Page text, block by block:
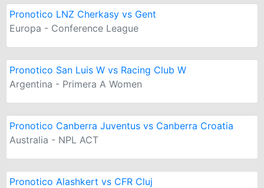
Pronotico LNZ Cherkasy vs Gent
Europa - Conference League
Pronotico San Luis W vs Racing Club W
Argentina - Primera A Women
Pronotico Canberra Juventus vs Canberra Croatia
Australia - NPL ACT
Pronotico Alashkert vs CFR Cluj